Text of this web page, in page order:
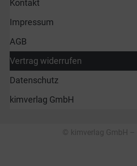
Kontakt
Impressum
AGB
Vertrag widerrufen
Datenschutz
kimverlag GmbH
© kimverlag GmbH –